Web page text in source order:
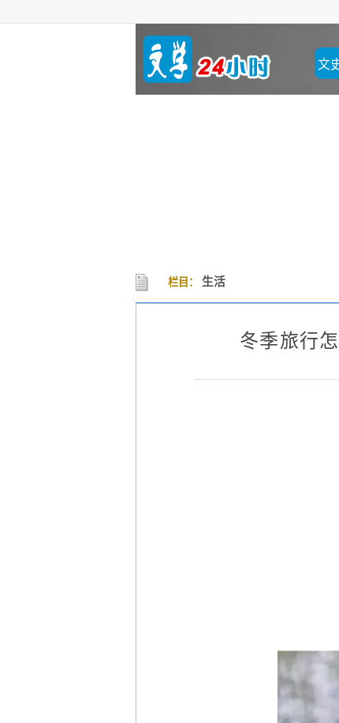
文
栏目： 生活
冬季旅行